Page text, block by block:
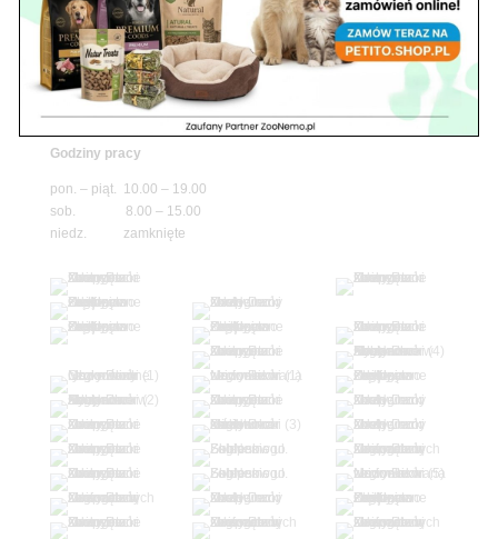
Adres
05-100 Nowy Dwór Mazowiecki
ul. Leśna 2
tel. 503 900 215
Godziny pracy
pon. – piąt. 10.00 – 19.00
sob. 8.00 – 15.00
niedz. zamknięte